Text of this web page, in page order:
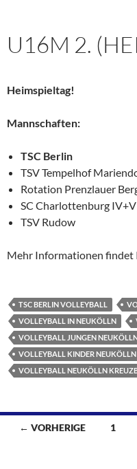
U16M 2.
Heimspieltag!
Mannschaften:
TSC Berlin
TSV Tempelhof
Rotation Prenzlauer
SC Charlottenburg IV+V
TSV Rudow
Mehr Informationen findet
TSC BERLIN VOLLEYBALL
VOLLEYBALL IN NEUKÖLLN
VOLLEYBALL JUNGEN
VOLLEYBALL KINDER NEUKÖLLN
VOLLEYBALL NEUKÖLLN
← VORHERIGE 1